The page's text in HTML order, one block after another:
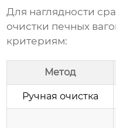
Для наглядности
очистки печных
критериям:
Метод
Ручная очистка